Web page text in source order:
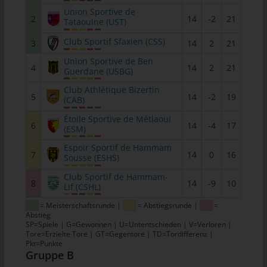
2
Union Sportive de
Tataouine (UST)
14 -2 21
3 Club Sportif Sfaxien (CSS) 14 2 21
4
Union Sportive de Ben
Guerdane (USBG)
14 2 21
5
Club Athlétique Bizertin
(CAB)
14 -2 19
6
Étoile Sportive de Métlaoui
(ESM)
14 -4 17
7
Espoir Sportif de Hammam
Sousse (ESHS)
14 0 16
8
Club Sportif de Hammam-
Lif (CSHL)
14 -9 10
= Meisterschaftsrunde | = Abstiegsrunde |
=
Abstieg
SP=Spiele | G=Gewonnen | U=Untentschieden | V=Verloren |
Tore=Erzielte Tore | GT=Gegentore | TD=Tordifferenz |
Pkt=Punkte
Gruppe B
tunesienfussball.de
Uwe Wassenberg
Rue 2 Mars
4022 Akouda - Tunesien
Telefon: +216 216 16 616
Cookies
Die Internetseiten verwenden Cookies. Cookies sind
Computersystem abgelegt und gespeichert werden.
Zahlreiche Internetseiten und Server verwenden Cookies. Viele
Cookies enthalten eine sogenannte Cookie-ID. Eine Cookie-ID
ist eine eindeutige Kennung des Cookies. Sie besteht aus einer
Zeichenfolge, durch welche Internetseiten und Server dem
konkreten Internetbrowser zugeordnet werden können, in dem